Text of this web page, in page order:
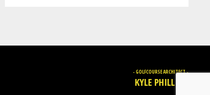
- GOLFCOURSE ARCHITECT -
KYLE PHILLIPS